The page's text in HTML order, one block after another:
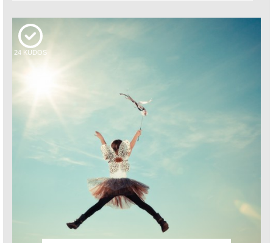
24 KUDOS